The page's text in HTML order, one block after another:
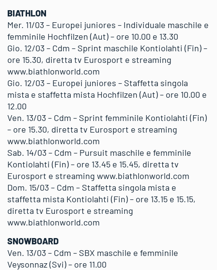
BIATHLON
Mer. 11/03 – Europei juniores – Individuale maschile e
femminile Hochfilzen (Aut) – ore 10.00 e 13.30
Gio. 12/03 – Cdm – Sprint maschile Kontiolahti (Fin) –
ore 15.30, diretta tv Eurosport e streaming
www.biathlonworld.com
Gio. 12/03 – Europei juniores – Staffetta singola
mista e staffetta mista Hochfilzen (Aut) – ore 10.00 e
12.00
Ven. 13/03 – Cdm – Sprint femminile Kontiolahti (Fin)
– ore 15.30, diretta tv Eurosport e streaming
www.biathlonworld.com
Sab. 14/03 – Cdm – Pursuit maschile e femminile
Kontiolahti (Fin) – ore 13.45 e 15.45, diretta tv
Eurosport e streaming www.biathlonworld.com
Dom. 15/03 – Cdm – Staffetta singola mista e
staffetta mista Kontiolahti (Fin) – ore 13.15 e 15.15,
diretta tv Eurosport e streaming
www.biathlonworld.com
SNOWBOARD
Ven. 13/03 – Cdm – SBX maschile e femminile
Veysonnaz (Svi) – ore 11.00